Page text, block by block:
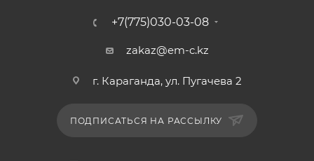
+7(775)030-03-08
zakaz@em-c.kz
г. Караганда, ул. Пугачева 2
ПОДПИСАТЬСЯ НА РАССЫЛКУ